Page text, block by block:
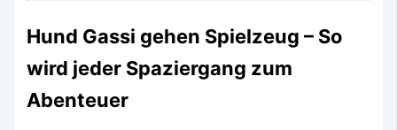
Hund Gassi gehen Spielzeug – So
wird jeder Spaziergang zum
Abenteuer